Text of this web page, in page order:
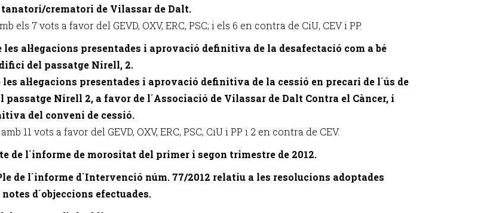
crematori de Vilassar de Dalt.
els 7 vots a favor del GEVD, OXV, ERC, PSC; i els 6 en contra de CiU, CEV i PP.
les al·legacions presentades i aprovació definitiva de la desafectació com a bé
del passatge Nirell, 2.
les al·legacions presentades i aprovació definitiva de la cessió en precari de l´ús de
Nirell 2, a favor de l´Associació de Vilassar de Dalt Contra el Càncer, i
del conveni de cessió.
11 vots a favor del GEVD, OXV, ERC, PSC, CiU i PP i 2 en contra de CEV.
de l´informe de morositat del primer i segon trimestre de 2012.
de l´informe d´Intervenció núm. 77/2012 relatiu a les resolucions adoptades
d´objeccions efectuades.